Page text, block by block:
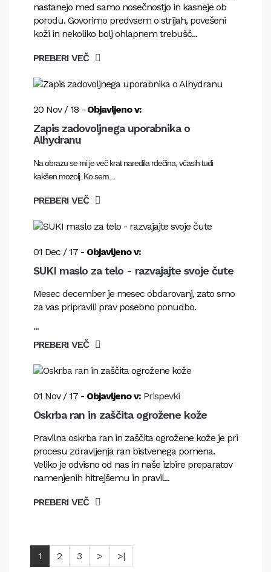
nastanejo med samo nosečnostjo in kasneje ob
porodu. Govorimo predvsem o strijah, povešeni
koži in nekoliko bolj ohlapnem trebušč...
PREBERI VEČ
20 Nov/ 18 - Objavljeno v:
Zapis zadovoljnega uporabnika o
Alhydranu
Na obrazu se mi je več krat naredila rdečina, včasih tudi
kakšen mozolj. Ko sem...
PREBERI VEČ
01 Dec / 17 - Objavljeno v:
SUKI maslo za telo - razvajajte svoje čute
Mesec december je mesec obdarovanj, zato smo
za vas pripravili prav posebno ponudbo.
...
PREBERI VEČ
01 Nov/ 17 - Objavljeno v: Prispevki
Oskrba ran in zaščita ogrožene kože
Pravilna oskrba ran in zaščita ogrožene kože je pri
procesu zdravljenja ran bistvenega pomena.
Veliko je odvisno od nas in naše izbire preparatov
namenjenih hitrejšemu in pravil...
PREBERI VEČ
1 2 3 > >|